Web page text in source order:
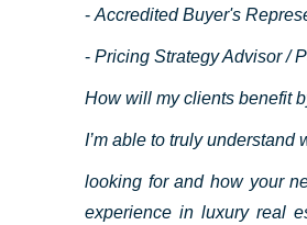
- Accredited Buyer's
- Pricing Strategy Advisor /
How will my clients benefit
I’m able to truly understand
looking for and how your
experience in luxury real